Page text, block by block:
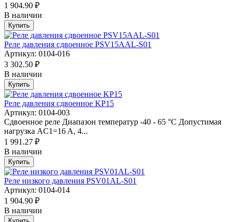
1 904.90 ₽
В наличии
Купить
Реле давления сдвоенное PSV15AAL-S01
Артикул: 0104-016
3 302.50 ₽
В наличии
Купить
Реле давления сдвоенное KP15
Артикул: 0104-003
Сдвоенное реле Диапазон температур -40 - 65 °C Допустимая
нагрузка AC1=16 A, 4...
1 991.27 ₽
В наличии
Купить
Реле низкого давления PSV01AL-S01
Артикул: 0104-014
1 904.90 ₽
В наличии